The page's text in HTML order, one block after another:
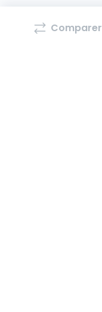
Comparer